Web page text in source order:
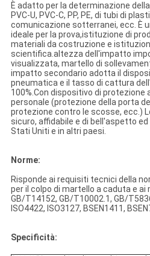
È adatto per la determinazione
PVC-U, PVC-C, PP, PE, di tubi di
comunicazione sotterranei, ecc. È
ideale per la prova,istituzione di
materiali da costruzione e
scientifica.altezza dell'impatto
visualizzata, martello di
impatto secondario adotta il
pneumatica e il tasso di cattura
100%.Con dispositivo di
personale (protezione della porta
protezione contro le scosse, ecc.)
sicuro, affidabile e di bell'aspetto
Stati Uniti e in altri paesi.
Norme:
Risponde ai requisiti tecnici della
per il colpo di martello a caduta e ai
GB/T14152, GB/T10002.1, GB/
ISO4422, ISO3127, BSEN1411,
Specificità: